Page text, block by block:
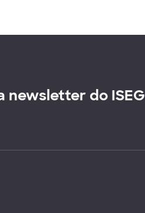
newsletter do ISEG